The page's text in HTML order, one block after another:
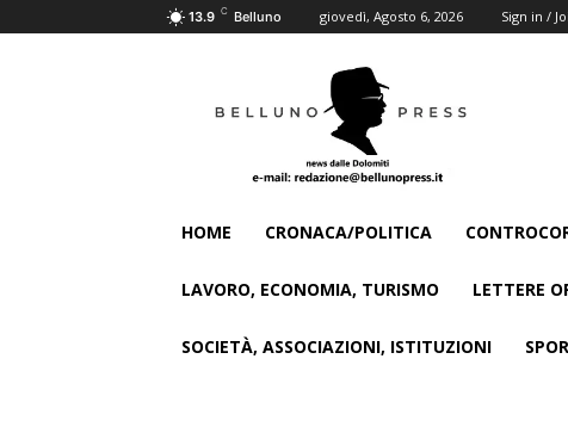
13.9 C Belluno giovedì, Agosto 6, 2026 Sign in /
HOME CRONACA/POLITICA
LAVORO, ECONOMIA, TURISMO LETTERE
SOCIETÀ, ASSOCIAZIONI, ISTITUZIONI